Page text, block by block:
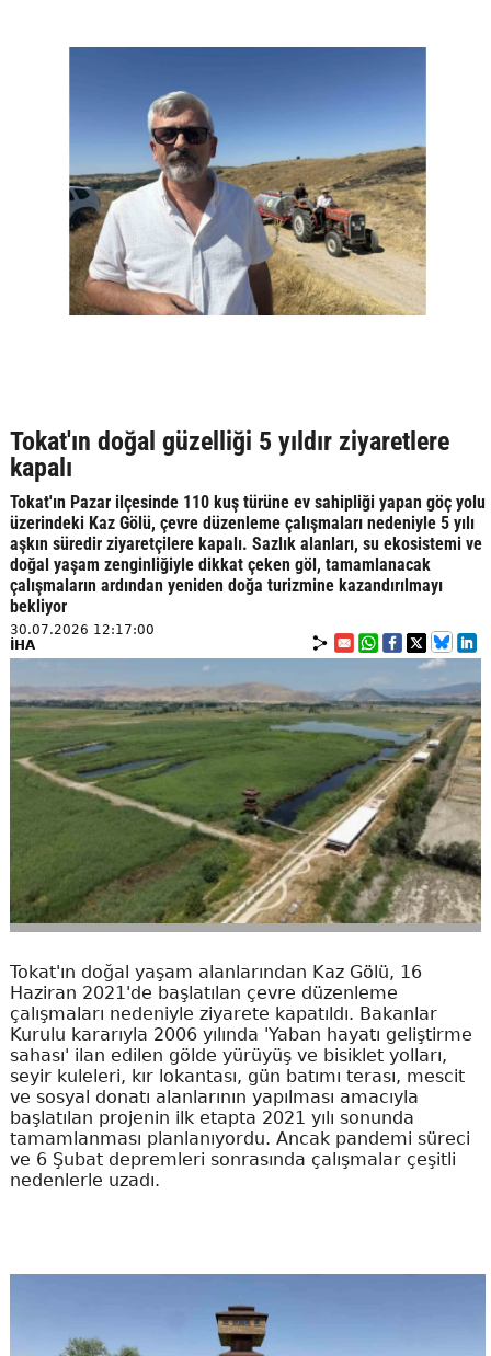
Tokat'ın doğal güzelliği 5 yıldır ziyaretlere
kapalı
Tokat'ın Pazar ilçesinde 110 kuş türüne ev sahipliği yapan göç yolu
üzerindeki Kaz Gölü, çevre düzenleme çalışmaları nedeniyle 5 yılı
aşkın süredir ziyaretçilere kapalı. Sazlık alanları, su ekosistemi ve
doğal yaşam zenginliğiyle dikkat çeken göl, tamamlanacak
çalışmaların ardından yeniden doğa turizmine kazandırılmayı
bekliyor
30.07.2026 12:17:00
İHA
Tokat'ın doğal yaşam alanlarından Kaz Gölü, 16
Haziran 2021'de başlatılan çevre düzenleme
çalışmaları nedeniyle ziyarete kapatıldı. Bakanlar
Kurulu kararıyla 2006 yılında 'Yaban hayatı geliştirme
sahası' ilan edilen gölde yürüyüş ve bisiklet yolları,
seyir kuleleri, kır lokantası, gün batımı terası, mescit
ve sosyal donatı alanlarının yapılması amacıyla
başlatılan projenin ilk etapta 2021 yılı sonunda
tamamlanması planlanıyordu. Ancak pandemi süreci
ve 6 Şubat depremleri sonrasında çalışmalar çeşitli
nedenlerle uzadı.